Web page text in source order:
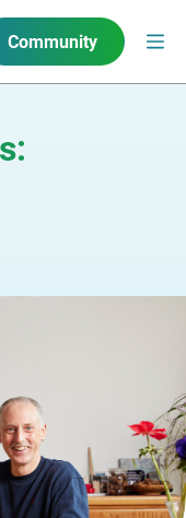
Community